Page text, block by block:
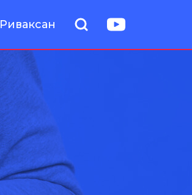
Риваксан